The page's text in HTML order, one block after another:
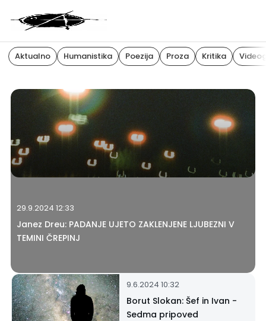
Aktualno Humanistika Poezija Proza Kritika
29.9.2024 12:33
Janez Dreu: PADANJE UJETO ZAKLENJENE LJUBEZNI V
TEMINI ČREPINJ
9.6.2024 10:32
Borut Slokan: Šef in Ivan -
Sedma pripoved